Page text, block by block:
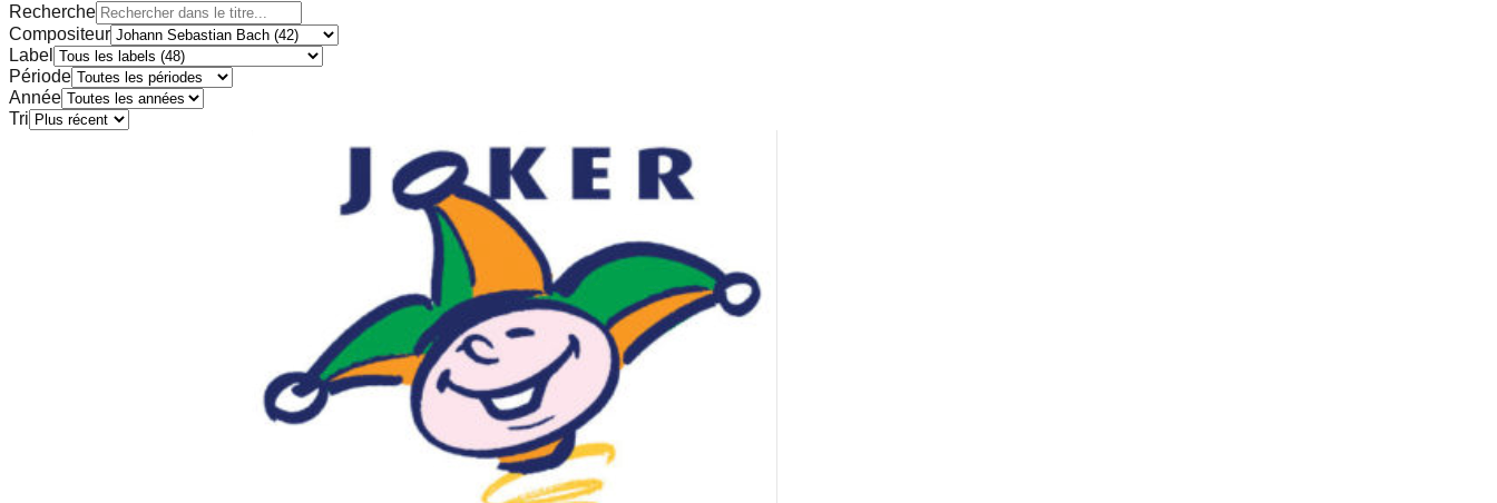
Recherche
Compositeur
Label
Période
Année
Tri